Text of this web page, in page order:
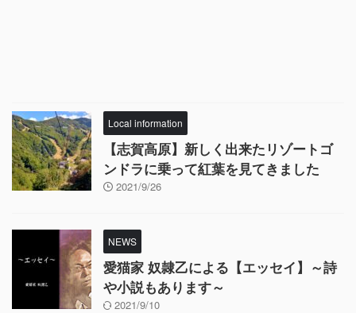
Local information
【志賀高原】新しく出来たリゾートゴ
ンドラに乗って紅葉を見てきました
2021/9/26
NEWS
愛猫家 奴隷乙による【エッセイ】～詩
や小説もあります～
2021/9/10